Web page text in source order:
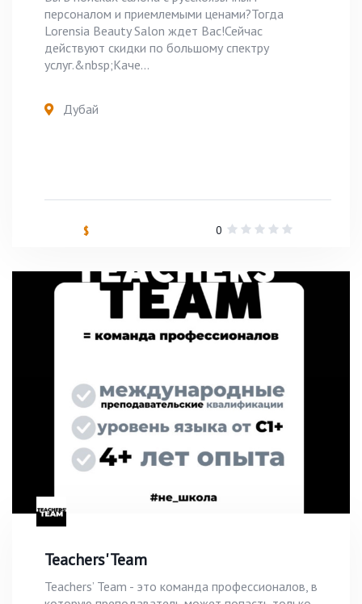
персоналом и приемлемыми ценами?Тогда
Lorensia Beauty Salon ждет Вас!Сейчас
действуют скидки по большому спектру
услуг.&nbsp;Каче...
Дубай
$ 0
Teachers' Team
Teachers’ Team - это команда профессионалов, в